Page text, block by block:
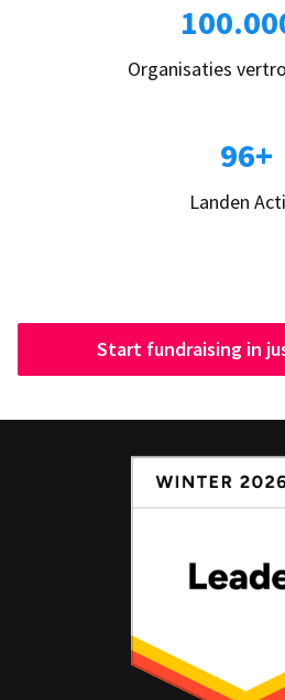
Organisaties
96+
Landen
Start fundraising in